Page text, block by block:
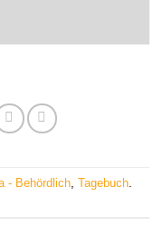
- Behördlich Tagebuch